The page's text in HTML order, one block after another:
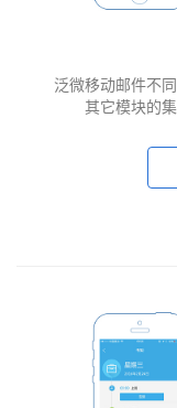
泛微移动邮件不
其它模块的